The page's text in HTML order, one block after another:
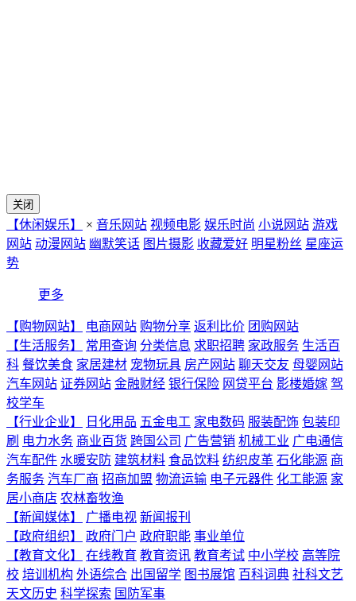
关闭
【休闲娱乐】 × 音乐网站 视频电影 娱乐时尚 小说网站 游戏
网站 动漫网站 幽默笑话 图片摄影 收藏爱好 明星粉丝 星座运
势
更多
【购物网站】 电商网站 购物分享 返利比价 团购网站
【生活服务】
常用查询 分类信息 求职招聘 家政服务 生活百
科 餐饮美食 家居建材 宠物玩具 房产网站 聊天交友 母婴网站
汽车网站 证券网站 金融财经 银行保险 网贷平台 影楼婚嫁 驾
校学车
【行业企业】
日化用品 五金电工 家电数码 服装配饰 包装印
刷 电力水务 商业百货 跨国公司 广告营销 机械工业 广电通信
汽车配件 水暖安防 建筑材料 食品饮料 纺织皮革 石化能源 商
务服务 汽车厂商 招商加盟 物流运输 电子元器件 化工能源 家
居小商店 农林畜牧渔
【新闻媒体】
广播电视 新闻报刊
【政府组织】
政府门户 政府职能 事业单位
【教育文化】
在线教育 教育资讯 教育考试 中小学校 高等院
校 培训机构 外语综合 出国留学 图书展馆 百科词典 社科文艺
天文历史 科学探索 国防军事